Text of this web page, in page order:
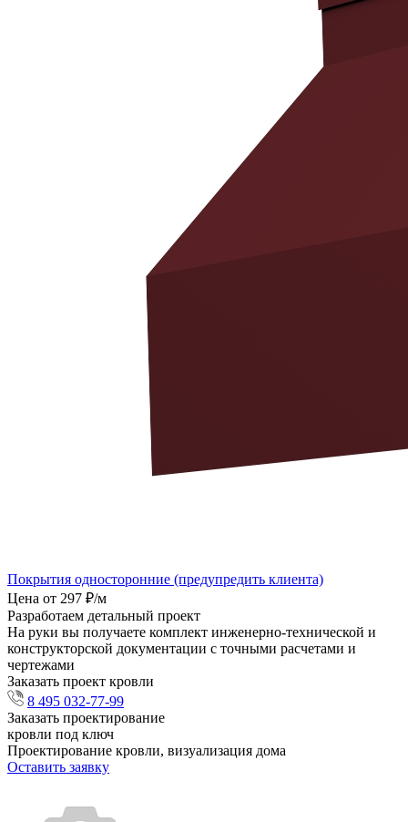
Покрытия односторонние (предупредить клиента)
Цена от 297 ₽/м
Разработаем детальный проект
На руки вы получаете комплект инженерно-технической и
конструкторской документации с точными расчетами и
чертежами
Заказать проект кровли
8 495 032-77-99
Заказать проектирование
кровли под ключ
Проектирование кровли, визуализация дома
Оставить заявку